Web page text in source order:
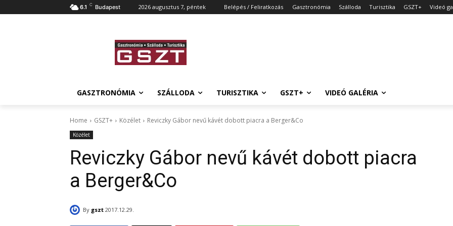
6.1 C Budapest 2026 augusztus 7, péntek Belépés / Feliratkozás Gasztronómia Szálloda Turisztika GSZT+ Videó
GASZTRONÓMIA SZÁLLODA TURISZTIKA GSZT+ VIDEÓ GALÉRIA
Home GSZT+ Közélet Reviczky Gábor nevű kávét dobott piacra a Berger&Co
Közélet
Reviczky Gábor nevű kávét dobott piacra
a Berger&Co
By gszt 2017.12.29.